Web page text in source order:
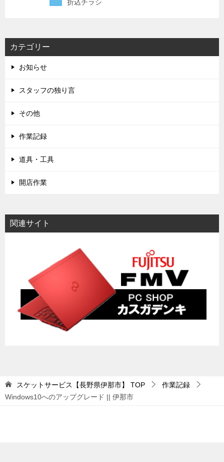
折込チラシ
カテゴリー
お知らせ
スタッフの独り言
その他
作業記録
道具・工具
開店作業
関連サイト
スケットサービス【長野県伊那市】 TOP
作業記録
Windows10へのアップグレード || 伊那市